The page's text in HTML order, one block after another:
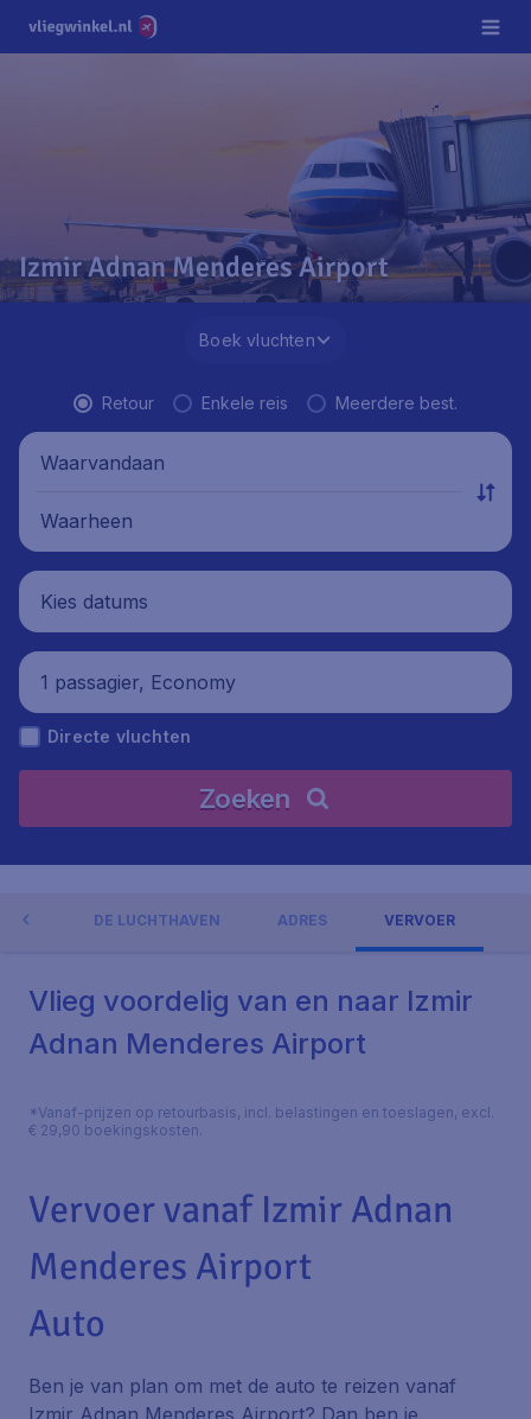
Izmir Adnan Menderes Airport
Boek vluchten
Retour Enkele reis Meerdere best.
Waarvandaan
Waarheen
Kies datums
1 passagier, Economy
Directe vluchten
Zoeken
DE LUCHTHAVEN ADRES VERVOER
Vlieg voordelig van en naar Izmir
Adnan Menderes Airport
*Vanaf-prijzen op retourbasis, incl. belastingen en toeslagen, excl.
€ 29,90 boekingskosten.
Vervoer vanaf Izmir Adnan
Menderes Airport
Auto
Ben je van plan om met de auto te reizen vanaf
Izmir Adnan Menderes Airport? Dan ben je